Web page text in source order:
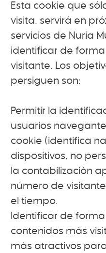
Esta cookie que
visita, servirá en
servicios de Nuria
identificar de
visitante. Los
persiguen son:
Permitir la
usuarios
cookie (identifica
dispositivos, no
la contabilización
número de
el tiempo.
Identificar de
contenidos más
más atractivos